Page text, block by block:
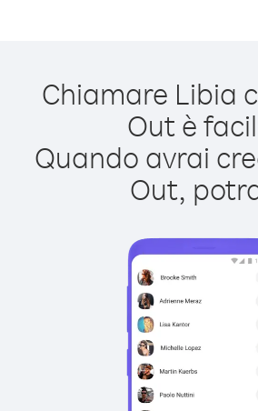
Chiamare Libia
Out è
Quando avrai
Out,